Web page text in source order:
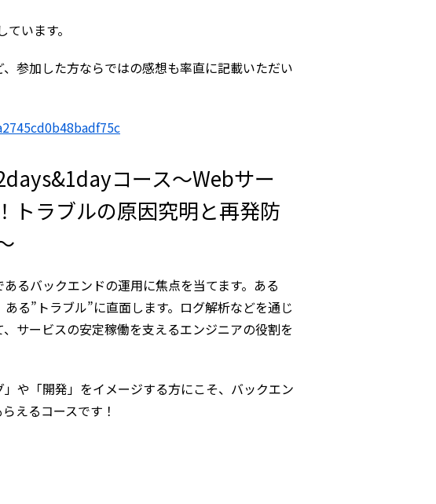
います。
参加した方ならではの感想も率直に記載いただい
コース～Webサー
トラブルの原因究明と再発防
るバックエンドの運用に焦点を当てます。ある
る”トラブル”に直面します。ログ解析などを通じ
サービスの安定稼働を支えるエンジニアの役割を
や「開発」をイメージする方にこそ、バックエン
えるコースです！